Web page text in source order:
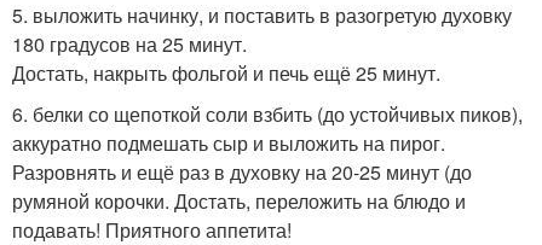
5. выложить начинку, и поставить в разогретую духовку
180 градусов на 25 минут.
Достать, накрыть фольгой и печь ещё 25 минут.
6. белки со щепоткой соли взбить (до устойчивых пиков),
аккуратно подмешать сыр и выложить на пирог.
Разровнять и ещё раз в духовку на 20-25 минут (до
румяной корочки. Достать, переложить на блюдо и
подавать! Приятного аппетита!